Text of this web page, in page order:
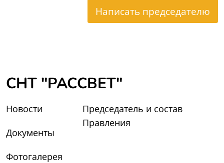
Написать председателю
СНТ "РАССВЕТ"
Новости
Документы
Фотогалерея
Председатель и состав
Правления